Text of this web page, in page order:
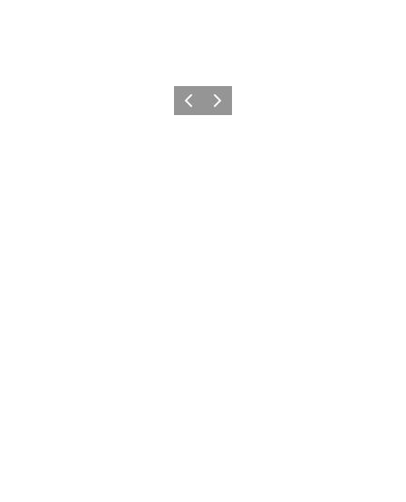
Forrige billede
Næste billede